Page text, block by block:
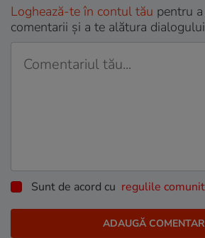
Loghează-te în contul tău pentru
comentarii și a te alătura
Sunt de acord cu regulile